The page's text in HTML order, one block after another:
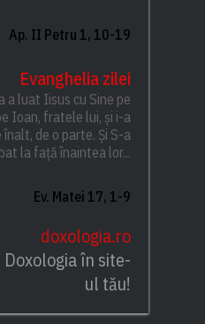
Ap. II Petru 1, 10-19
Evanghelia zilei
a luat Iisus cu Sine pe
Ioan, fratele lui, și i-a
de o parte. Și S-a
la față înaintea lor...
Ev. Matei 17, 1-9
doxologia.ro
în site-
ul tău!